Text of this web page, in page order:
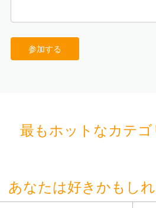
参加する
最もホットなカテゴ
あなたは好きかもし